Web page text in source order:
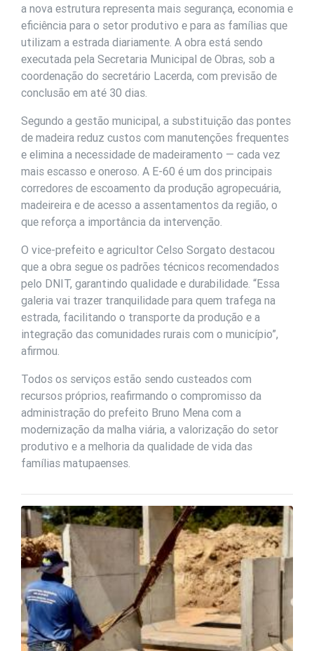
a nova estrutura representa mais segurança, economia e
eficiência para o setor produtivo e para as famílias que
utilizam a estrada diariamente. A obra está sendo
executada pela Secretaria Municipal de Obras, sob a
coordenação do secretário Lacerda, com previsão de
conclusão em até 30 dias.
Segundo a gestão municipal, a substituição das pontes
de madeira reduz custos com manutenções frequentes
e elimina a necessidade de madeiramento — cada vez
mais escasso e oneroso. A E-60 é um dos principais
corredores de escoamento da produção agropecuária,
madeireira e de acesso a assentamentos da região, o
que reforça a importância da intervenção.
O vice-prefeito e agricultor Celso Sorgato destacou
que a obra segue os padrões técnicos recomendados
pelo DNIT, garantindo qualidade e durabilidade. “Essa
galeria vai trazer tranquilidade para quem trafega na
estrada, facilitando o transporte da produção e a
integração das comunidades rurais com o município”,
afirmou.
Todos os serviços estão sendo custeados com
recursos próprios, reafirmando o compromisso da
administração do prefeito Bruno Mena com a
modernização da malha viária, a valorização do setor
produtivo e a melhoria da qualidade de vida das
famílias matupaenses.